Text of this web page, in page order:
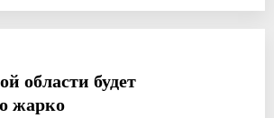
области будет
жарко